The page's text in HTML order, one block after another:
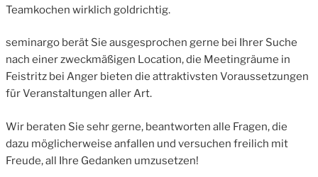
Teamkochen wirklich goldrichtig.
seminargo berät Sie ausgesprochen gerne bei Ihrer Suche
nach einer zweckmäßigen Location, die Meetingräume in
Feistritz bei Anger bieten die attraktivsten Voraussetzungen
für Veranstaltungen aller Art.
Wir beraten Sie sehr gerne, beantworten alle Fragen, die
dazu möglicherweise anfallen und versuchen freilich mit
Freude, all Ihre Gedanken umzusetzen!